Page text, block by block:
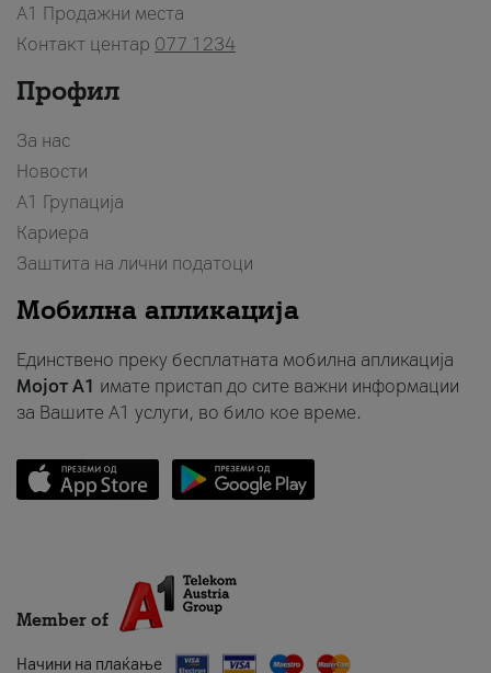
A1 Продажни места
Контакт центар 077 1234
Профил
За нас
Новости
А1 Групација
Кариера
Заштита на лични податоци
Мобилна апликација
Единствено преку бесплатната мобилна апликација
Мојот A1 имате пристап до сите важни информации
за Вашите A1 услуги, во било кое време.
Member of
Начини на плаќање